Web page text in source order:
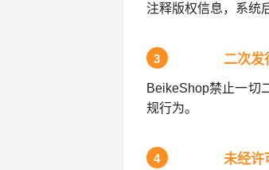
注释版权信息，系统
3 二次发
BeikeShop禁止一切
规行为。
4 未经许